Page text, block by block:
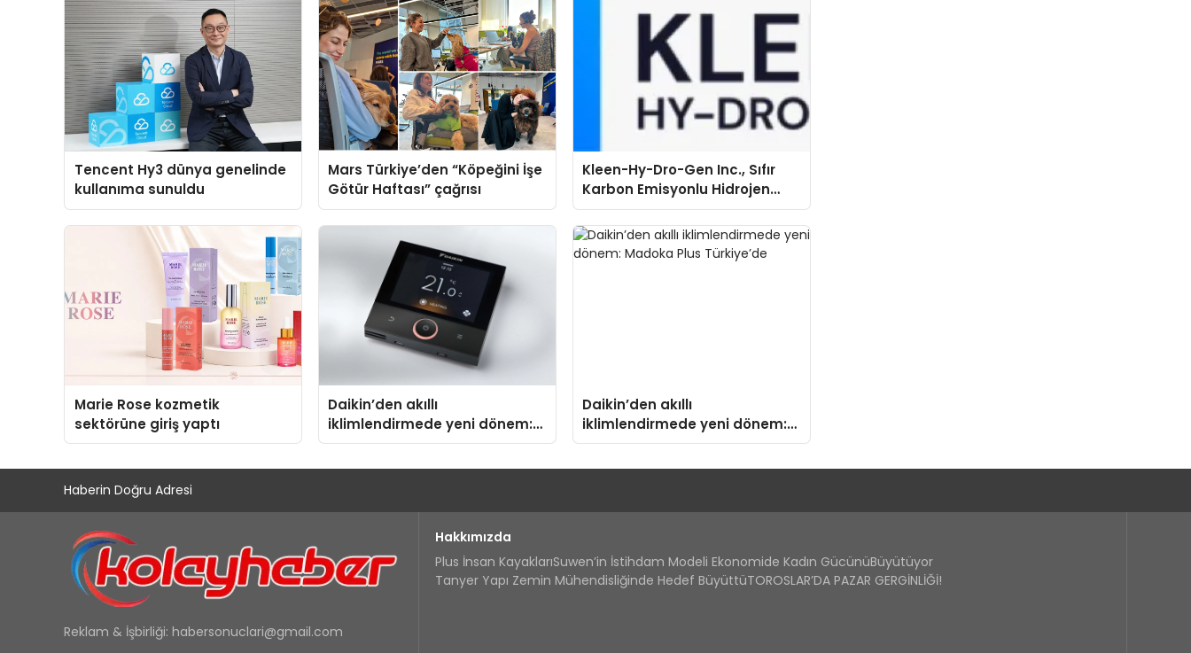
Tencent Hy3 dünya genelinde
kullanıma sunuldu
Mars Türkiye’den “Köpeğini İşe
Götür Haftası” çağrısı
Kleen-Hy-Dro-Gen Inc., Sıfır
Karbon Emisyonlu Hidrojen
Isıtma Teknolojisinde ISO ve
TSSA Düzenleyici Onaylarını
Aldı
Marie Rose kozmetik
sektörüne giriş yaptı
Daikin’den akıllı
iklimlendirmede yeni dönem:
Madoka Plus Türkiye’de
Daikin’den akıllı
iklimlendirmede yeni dönem:
Madoka Plus Türkiye’de
Haberin Doğru Adresi
Reklam & İşbirliği: habersonuclari@gmail.com
Hakkımızda
Plus İnsan KayaklarıSuwen’in İstihdam Modeli Ekonomide Kadın GücünüBüyütüyor
Tanyer Yapı Zemin Mühendisliğinde Hedef BüyüttüTOROSLAR’DA PAZAR GERGİNLİĞİ!